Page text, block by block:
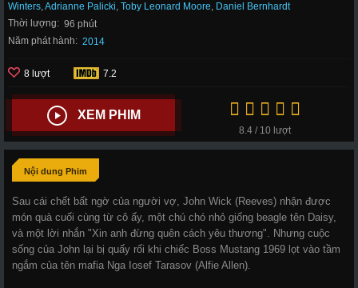
Winters,Adrianne Palicki, Toby Leonard Moore, Daniel Bernhardt
Thời lượng: 96 phút
Năm phát hành: 2014
8 lượt 7.2
XEM PHIM
8.4 / 10 lượt
Nội dung Phim
Sau cái chết bất ngờ của người vợ, John Wick (Reeves) nhận được
món quà cuối cùng từ cô ấy, một chú chó nhỏ giống beagle tên Daisy,
và một lời nhắn "Xin anh đừng quên cách yêu thương". Nhưng cuộc
sống của John lại bị quấy rối khi chiếc Boss Mustang 1969 lọt vào tầm
ngắm của tên mafia Nga Iosef Tarasov (Alfie Allen).